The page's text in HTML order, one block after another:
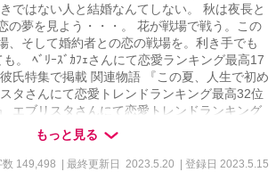
ではない人と結婚なんてしない。 秋は夜長と
の夢を見よう・・・。 花が戦場で戦う。この
、そして婚約者との恋の戦場を。利き手でも
。 ﾍﾞﾘｰｽﾞｶﾌｪさんにて恋愛ランキング最高17
氏特集で掲載 関連物語 『この夏、人生で初め
タさんにて恋愛トレンドランキング最高32位
エブリスタさんにて恋愛トレンドランキング
(32)の雷は稲妻を光らせる』 ﾍﾞﾘｰｽﾞｶﾌｪさん
高 44位 『初めてのベッドの上で珈琲を』 ﾍﾞﾘ
ンキング最高 12位 エブリスタさんにて恋愛ト
もっと見る
数 149,498 | 最終更新日 2023.5.20 | 登録日 2023.5.15